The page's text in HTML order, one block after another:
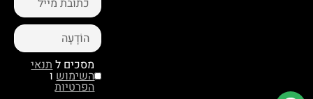
מסכים לתנאי
השימושו
הפרטיות